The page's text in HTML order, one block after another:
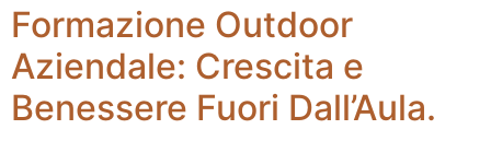
Formazione Outdoor
Aziendale: Crescita e
Benessere Fuori Dall’Aula.